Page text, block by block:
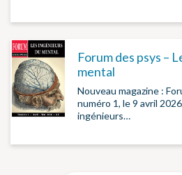
Forum des psys –
mental
Nouveau magazine :
numéro 1, le 9 avril
ingénieurs…